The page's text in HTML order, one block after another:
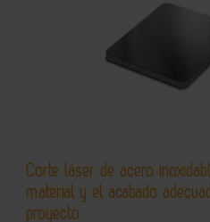
Corte láser de acero
material y el acabado
proyecto